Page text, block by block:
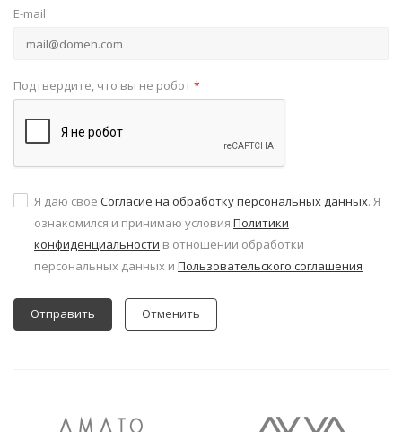
E-mail
Подтвердите, что вы не робот*
Я даю свое Согласие на обработку персональных данных. Я
ознакомился и принимаю условия Политики
конфиденциальности в отношении обработки
персональных данных и Пользовательского соглашения
Отменить